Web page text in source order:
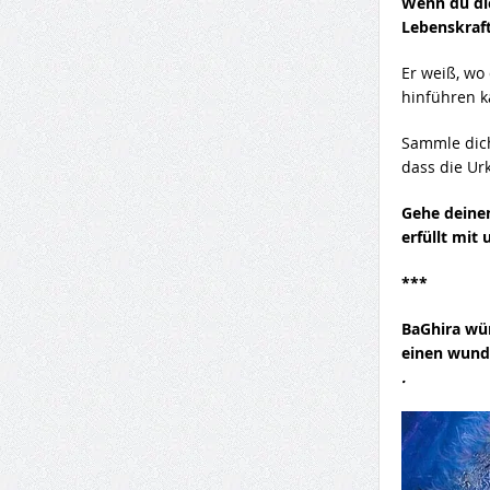
Er weiß,
hinführen
Sammle
dass die
Gehe
erfüllt mit
***
BaGhira
einen
.